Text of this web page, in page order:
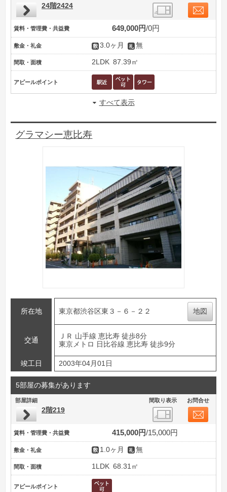
24階2424
賃料・管理費・共益費 649,000円 0円
敷金・礼金 3.0ヶ月 無
間取・面積 2LDK 87.39㎡
アピールポイント
すべて表示
グラマシー恵比寿
所在地 東京都渋谷区東３－６－２２ 地図
交通
ＪＲ 山手線 恵比寿 徒歩8分
東京メトロ 日比谷線 恵比寿 徒歩9分
竣工日 2003年04月01日
5部屋の募集があります
部屋詳細 間取り表示 お問合せ
2階219
賃料・管理費・共益費 415,000円 15,000円
敷金・礼金 1.0ヶ月 無
間取・面積 1LDK 68.31㎡
アピールポイント